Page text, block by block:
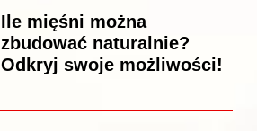
Ile mięśni można
zbudować naturalnie?
Odkryj swoje możliwości!